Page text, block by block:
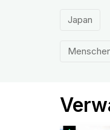
Japan